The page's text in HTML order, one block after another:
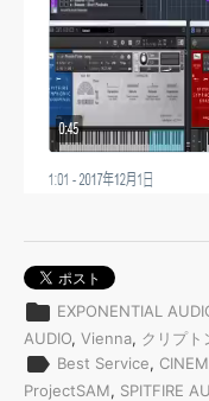
folder EXPONENTIAL
AUDIO, Vienna, クリプト
label Best Service,
ProjectSAM, SPITFIRE